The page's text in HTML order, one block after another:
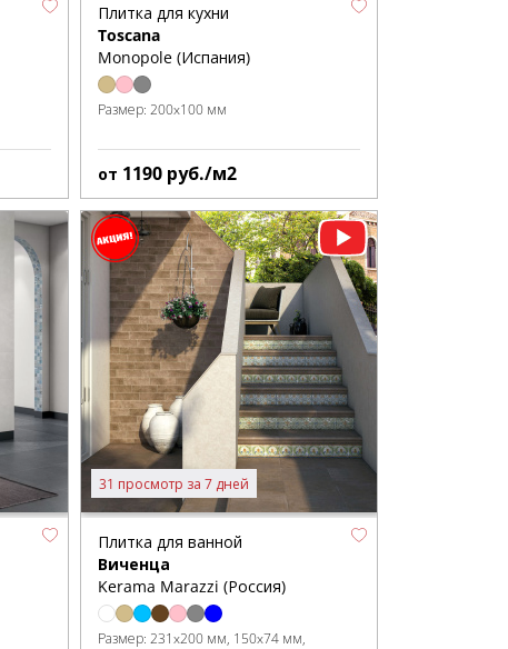
Плитка для кухни
Toscana
Monopole (Испания)
Размер: 200x100 мм
от 1190 руб./м2
31 просмотр за 7 дней
Плитка для ванной
Виченца
Kerama Marazzi (Россия)
Размер: 231x200 мм 150x74 мм